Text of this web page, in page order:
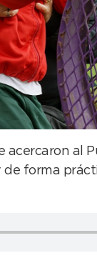
al
forma